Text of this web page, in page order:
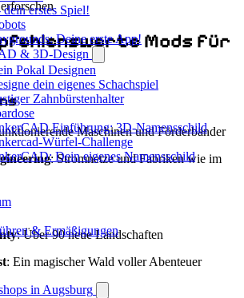
dein erstes Spiel!
Deine erste App!
& 3D-Design
Pokal Designen
dein eigenes Schachspiel
Zahnbürstenhalter
Einführung: 3D-Namensschild
Würfel-Challenge
Dein eigenes Namensschild
& Ermäßigungen
in Augsburg
Mods für
Maschinen und Förderbänder
: Stromnetze und Fabriken wie im
: Über 90 neue Landschaften
: Ein magischer Wald voller Abenteuer